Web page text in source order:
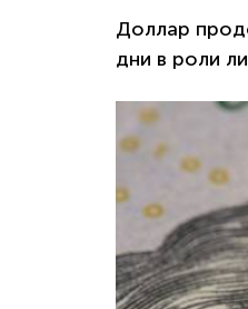
Доллар
дни в роли